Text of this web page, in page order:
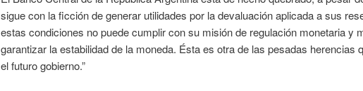
sigue con la ficción de generar utilidades por la devaluación aplicada a sus
estas condiciones no puede cumplir con su misión de regulación monetaria y
garantizar la estabilidad de la moneda. Ésta es otra de las pesadas herencias
el futuro gobierno.”